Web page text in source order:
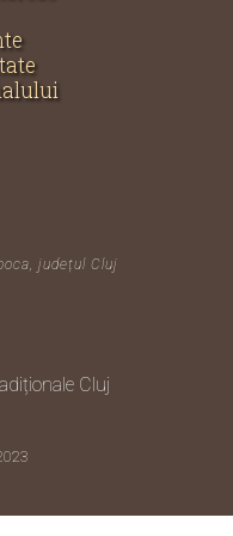
județul Cluj
Cluj